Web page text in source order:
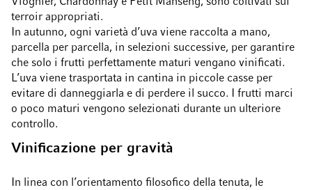
Viognier, Chardonnay e Petit Manseng, sono coltivati sui
terroir appropriati.
In autunno, ogni varietà d’uva viene raccolta a mano,
parcella per parcella, in selezioni successive, per garantire
che solo i frutti perfettamente maturi vengano vinificati.
L’uva viene trasportata in cantina in piccole casse per
evitare di danneggiarla e di perdere il succo. I frutti marci
o poco maturi vengono selezionati durante un ulteriore
controllo.
Vinificazione per gravità
In linea con l’orientamento filosofico della tenuta, le